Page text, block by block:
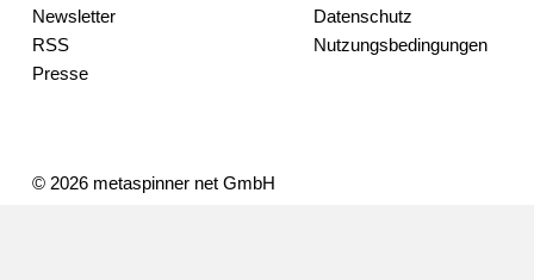
Newsletter
RSS
Presse
Datenschutz
Nutzungsbedingungen
© 2026 metaspinner net GmbH